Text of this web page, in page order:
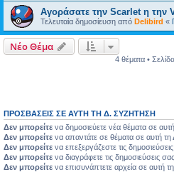
Αγοράσατε την Scarlet η την
Τελευταία δημοσίευση από Delibird «
Νέο Θέμα
4 θέματα • Σελίδα
ΠΡΟΣΒΆΣΕΙΣ ΣΕ ΑΥΤΉ ΤΗ Δ. ΣΥΖΉΤΗΣΗ
Δεν μπορείτε να δημοσιεύετε νέα θέματα σε
Δεν μπορείτε να απαντάτε σε θέματα σε αυτή
Δεν μπορείτε να επεξεργάζεστε τις
Δεν μπορείτε να διαγράφετε τις δημοσιεύσεις
Δεν μπορείτε να επισυνάπτετε αρχεία σε αυτή